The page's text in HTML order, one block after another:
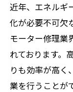
近年、エネルギ
化が必要不可欠
モーター修理業
れております。
りも効率が高く
業を行うことが